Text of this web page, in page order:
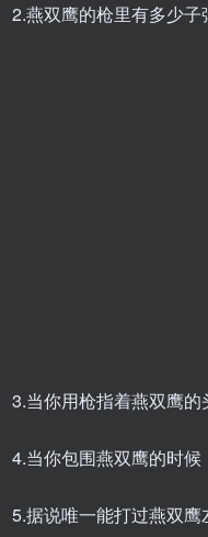
2.燕双鹰的枪里有多少子
3.当你用枪指着燕双鹰的
4.当你包围燕双鹰的时候
5.据说唯一能打过燕双鹰